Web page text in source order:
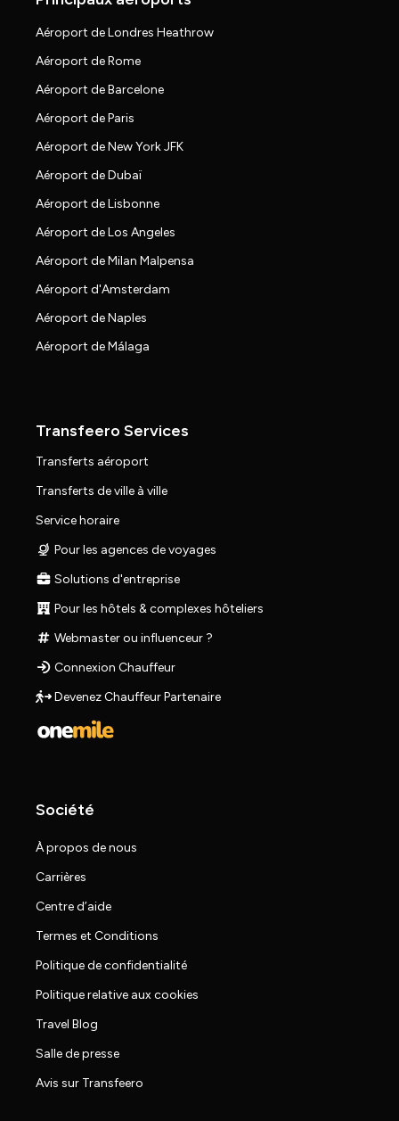
Aéroport de Londres Heathrow
Aéroport de Rome
Aéroport de Barcelone
Aéroport de Paris
Aéroport de New York JFK
Aéroport de Dubaï
Aéroport de Lisbonne
Aéroport de Los Angeles
Aéroport de Milan Malpensa
Aéroport d'Amsterdam
Aéroport de Naples
Aéroport de Málaga
Transfeero Services
Transferts aéroport
Transferts de ville à ville
Service horaire
Pour les agences de voyages
Solutions d'entreprise
Pour les hôtels & complexes hôteliers
Webmaster ou influenceur ?
Connexion Chauffeur
Devenez Chauffeur Partenaire
Société
À propos de nous
Carrières
Centre d’aide
Termes et Conditions
Politique de confidentialité
Politique relative aux cookies
Travel Blog
Salle de presse
Avis sur Transfeero